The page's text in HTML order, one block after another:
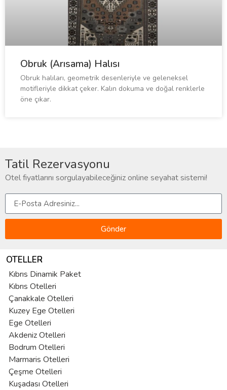
Obruk (Arısama) Halısı
Obruk halıları, geometrik desenleriyle ve geleneksel
motifleriyle dikkat çeker. Kalın dokuma ve doğal renklerle
öne çıkar.
Tatil Rezervasyonu
Otel fiyatlarını sorgulayabileceğiniz online seyahat sistemi!
Gönder
OTELLER
Kıbrıs Dinamik Paket
Kıbrıs Otelleri
Çanakkale Otelleri
Kuzey Ege Otelleri
Ege Otelleri
Akdeniz Otelleri
Bodrum Otelleri
Marmaris Otelleri
Çeşme Otelleri
Kuşadası Otelleri